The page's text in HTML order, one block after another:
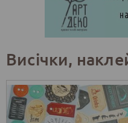
Висічки,